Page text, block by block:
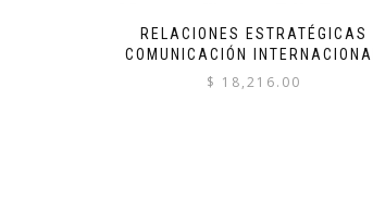
RELACIONES ESTRATÉGICAS
COMUNICACIÓN
$ 18,216.00